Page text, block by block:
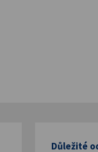
Důležité